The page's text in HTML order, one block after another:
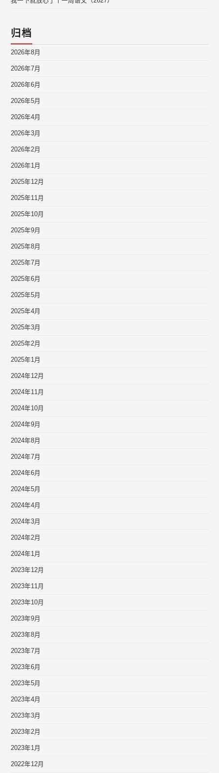
归档
2026年8月
2026年7月
2026年6月
2026年5月
2026年4月
2026年3月
2026年2月
2026年1月
2025年12月
2025年11月
2025年10月
2025年9月
2025年8月
2025年7月
2025年6月
2025年5月
2025年4月
2025年3月
2025年2月
2025年1月
2024年12月
2024年11月
2024年10月
2024年9月
2024年8月
2024年7月
2024年6月
2024年5月
2024年4月
2024年3月
2024年2月
2024年1月
2023年12月
2023年11月
2023年10月
2023年9月
2023年8月
2023年7月
2023年6月
2023年5月
2023年4月
2023年3月
2023年2月
2023年1月
2022年12月